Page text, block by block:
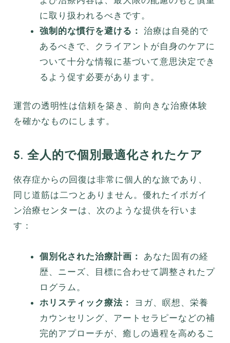
に取り扱われるべきです。
強制的な慣行を避ける： 治療は自発的で
あるべきで、クライアントが自身のケアに
ついて十分な情報に基づいて意思決定でき
るよう促す必要があります。
運営の透明性は信頼を築き、前向きな治療体験
を確かなものにします。
5. 全人的で個別最適化されたケア
依存症からの回復は非常に個人的な旅であり、
同じ道筋は二つとありません。優れたイボガイ
ン治療センターは、次のような提供を行いま
す：
個別化された治療計画：
あなた固有の経
歴、ニーズ、目標に合わせて調整されたプ
ログラム。
ホリスティック療法：
ヨガ、瞑想、栄養
カウンセリング、アートセラピーなどの補
完的アプローチが、癒しの過程を高めるこ